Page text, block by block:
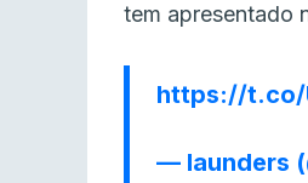
tem apresentado
https://t.co/
— launders